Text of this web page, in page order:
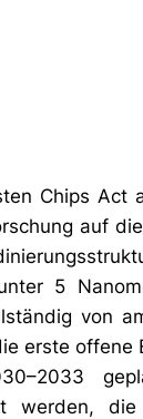
Chips
auf
5
von
erste
werden,